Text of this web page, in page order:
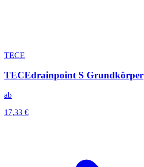
TECE
TECEdrainpoint S Grundkörper
ab
17,33 €